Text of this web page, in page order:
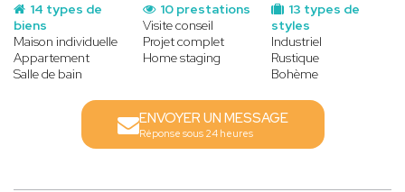
14 types de
biens
Maison individuelle
Appartement
Salle de bain
13 types de
styles
Industriel
Rustique
Bohème
10 prestations
Visite conseil
Projet complet
Home staging
ENVOYER UN MESSAGE
Réponse sous 24 heures